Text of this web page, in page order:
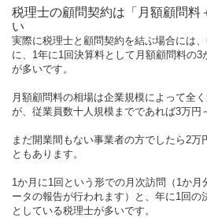
税理士の顧問契約は「月額顧問料
い
実際に税理士と顧問契約を結ぶ場合には
に、1年に1回決算料として月額顧問料の
が多いです。
月額顧問料の相場は企業規模によって全
が、従業員数十人規模までであれば3万円
まだ開業間もない事業者の方でしたら2万
ともあります。
1か月に1回という形での月次訪問（1か
ータの報告が行われます）と、年に1回の
としている税理士が多いです。